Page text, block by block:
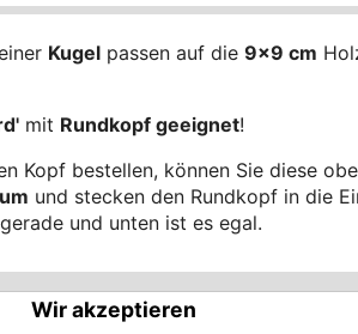
Kugel passen auf die 9x9 cm
mit Rundkopf geeignet!
Kopf bestellen, können Sie diese
um und stecken den Rundkopf in die
und unten ist es egal.
Wir akzeptieren